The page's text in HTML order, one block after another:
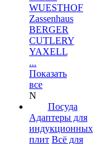
WUESTHOF
Zassenhaus
BERGER
CUTLERY
YAXELL
...
Показать
все
N
Посуда
Адаптеры для
индукционных
плит Всё для